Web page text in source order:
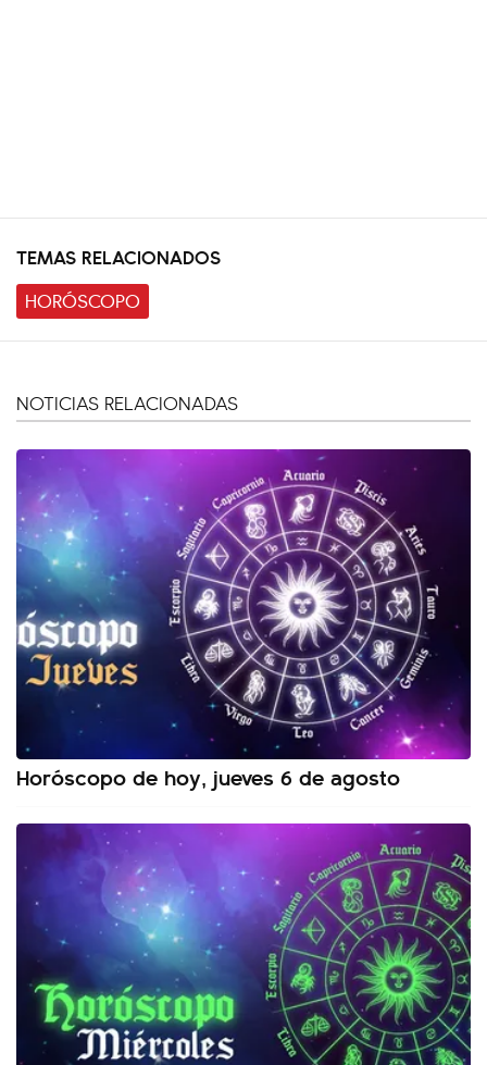
TEMAS RELACIONADOS
HORÓSCOPO
NOTICIAS RELACIONADAS
Horóscopo de hoy, jueves 6 de agosto